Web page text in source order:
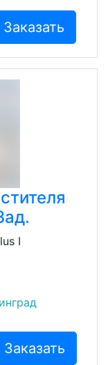
Заказать
I
Заказать